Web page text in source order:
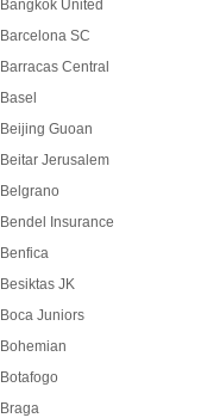
Bangkok United
Barcelona SC
Barracas Central
Basel
Beijing Guoan
Beitar Jerusalem
Belgrano
Bendel Insurance
Benfica
Besiktas JK
Boca Juniors
Bohemian
Botafogo
Braga